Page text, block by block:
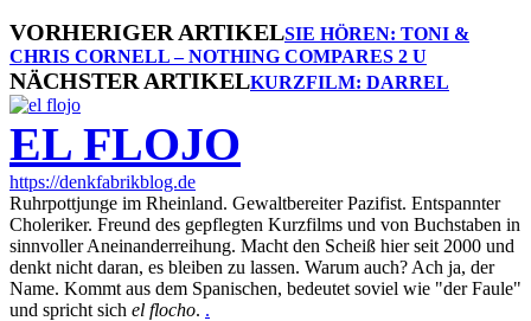
VORHERIGER ARTIKELSIE HÖREN: TONI &
CHRIS CORNELL – NOTHING COMPARES 2 U
NÄCHSTER ARTIKELKURZFILM: DARREL
EL FLOJO
https://denkfabrikblog.de
Ruhrpottjunge im Rheinland. Gewaltbereiter Pazifist. Entspannter
Choleriker. Freund des gepflegten Kurzfilms und von Buchstaben in
sinnvoller Aneinanderreihung. Macht den Scheiß hier seit 2000 und
denkt nicht daran, es bleiben zu lassen. Warum auch? Ach ja, der
Name. Kommt aus dem Spanischen, bedeutet soviel wie "der Faule"
und spricht sich el flocho. .